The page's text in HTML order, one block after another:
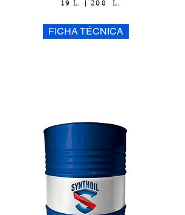
19 L. | 208 L.
FICHA TÉCNICA